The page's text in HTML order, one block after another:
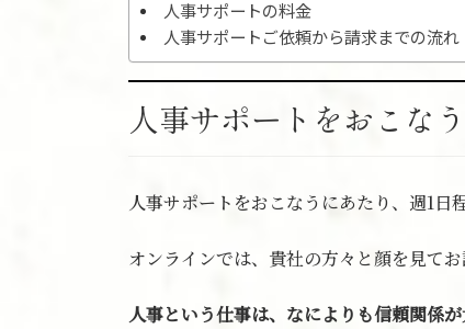
人事サポートの料金
人事サポートご依頼から請求までの流れ
人事サポートをおこな
人事サポートをおこなうにあたり、週1日
オンラインでは、貴社の方々と顔を見て
人事という仕事は、なによりも信頼関係